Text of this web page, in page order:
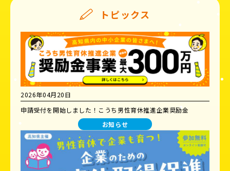
トピックス
2026年04月20日
申請受付を開始しました！こうち男性育休推進企業奨励金
お知らせ